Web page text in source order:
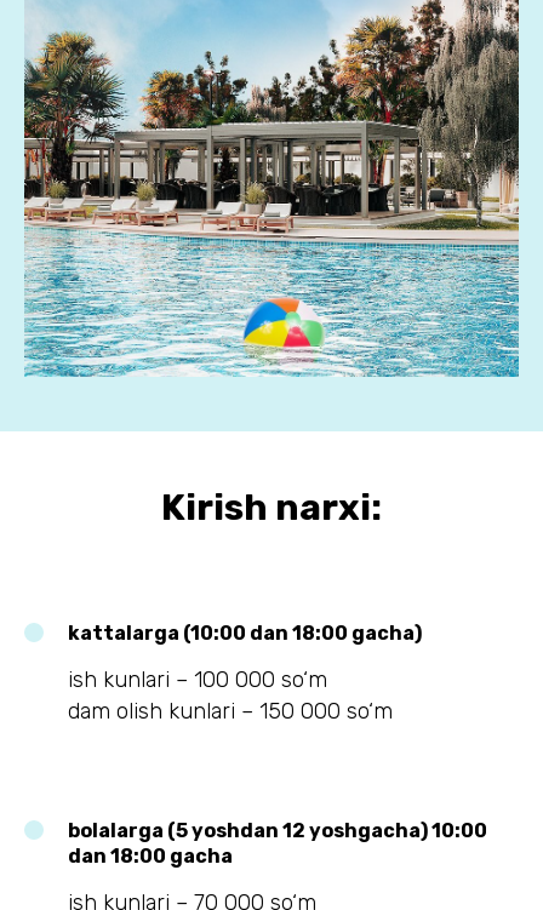
Kirish narxi:
kattalarga (10:00 dan 18:00 gacha)
ish kunlari – 100 000 so‘m
dam olish kunlari – 150 000 so‘m
bolalarga (5 yoshdan 12 yoshgacha) 10:00
dan 18:00 gacha
ish kunlari – 70 000 so‘m